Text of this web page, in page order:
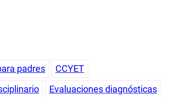
padres
CCYET
Evaluaciones diagnósticas